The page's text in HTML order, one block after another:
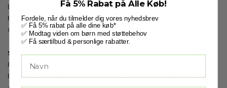
Beskytter mod fugt og snavs
Forlænger levetiden på dine sko og andre læderprodukter
Giver en smuk glans efter polering
Sådan bruger du skocremen:
Rengør læderet for snavs og støv med en blød klud.
Påfør skocremen jævnt med en blød klud eller påføringssvamp.
Få 5% Rabat på Alle Køb!
Fordele, når du tilmelder dig vores nyhedsbrev
✅ Få 5% rabat på alle dine køb*
✅ Modtag viden om børn med støttebehov
✅ Få særtilbud & personlige rabatter.